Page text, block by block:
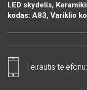
LED skydelis,
kodas: A83, Variklio
Teirautis telefonu: